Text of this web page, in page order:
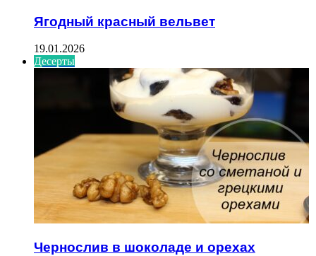
Ягодный красный вельвет
19.01.2026
Десерты
Чернослив в шоколаде и орехах